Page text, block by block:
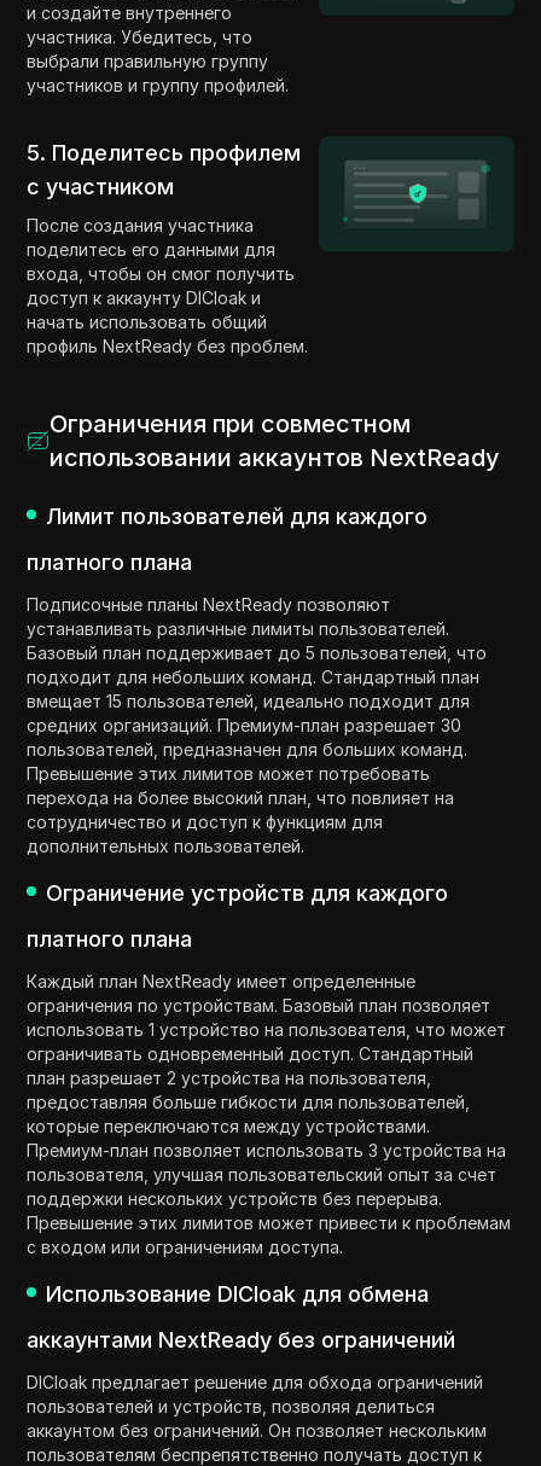
и создайте внутреннего
участника. Убедитесь, что
выбрали правильную группу
участников и группу профилей.
5. Поделитесь профилем
с участником
После создания участника
поделитесь его данными для
входа, чтобы он смог получить
доступ к аккаунту DICloak и
начать использовать общий
профиль NextReady без проблем.
Ограничения при совместном
использовании аккаунтов NextReady
Лимит пользователей для каждого
платного плана
Подписочные планы NextReady позволяют
устанавливать различные лимиты пользователей.
Базовый план поддерживает до 5 пользователей, что
подходит для небольших команд. Стандартный план
вмещает 15 пользователей, идеально подходит для
средних организаций. Премиум-план разрешает 30
пользователей, предназначен для больших команд.
Превышение этих лимитов может потребовать
перехода на более высокий план, что повлияет на
сотрудничество и доступ к функциям для
дополнительных пользователей.
Ограничение устройств для каждого
платного плана
Каждый план NextReady имеет определенные
ограничения по устройствам. Базовый план позволяет
использовать 1 устройство на пользователя, что может
ограничивать одновременный доступ. Стандартный
план разрешает 2 устройства на пользователя,
предоставляя больше гибкости для пользователей,
которые переключаются между устройствами.
Премиум-план позволяет использовать 3 устройства на
пользователя, улучшая пользовательский опыт за счет
поддержки нескольких устройств без перерыва.
Превышение этих лимитов может привести к проблемам
с входом или ограничениям доступа.
Использование DICloak для обмена
аккаунтами NextReady без ограничений
DICloak предлагает решение для обхода ограничений
пользователей и устройств, позволяя делиться
аккаунтом без ограничений. Он позволяет нескольким
пользователям беспрепятственно получать доступ к